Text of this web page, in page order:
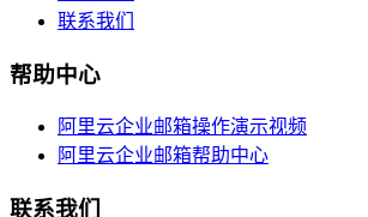
联系我们
帮助中心
阿里云企业邮箱操作演示视频
阿里云企业邮箱帮助中心
联系我们